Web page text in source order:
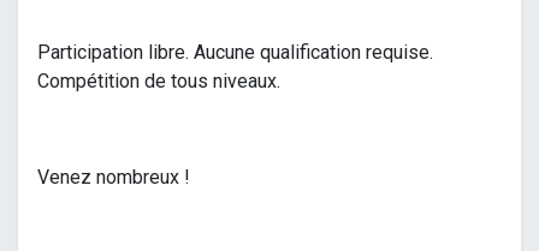
Participation libre. Aucune qualification requise.
Compétition de tous niveaux.
Venez nombreux !